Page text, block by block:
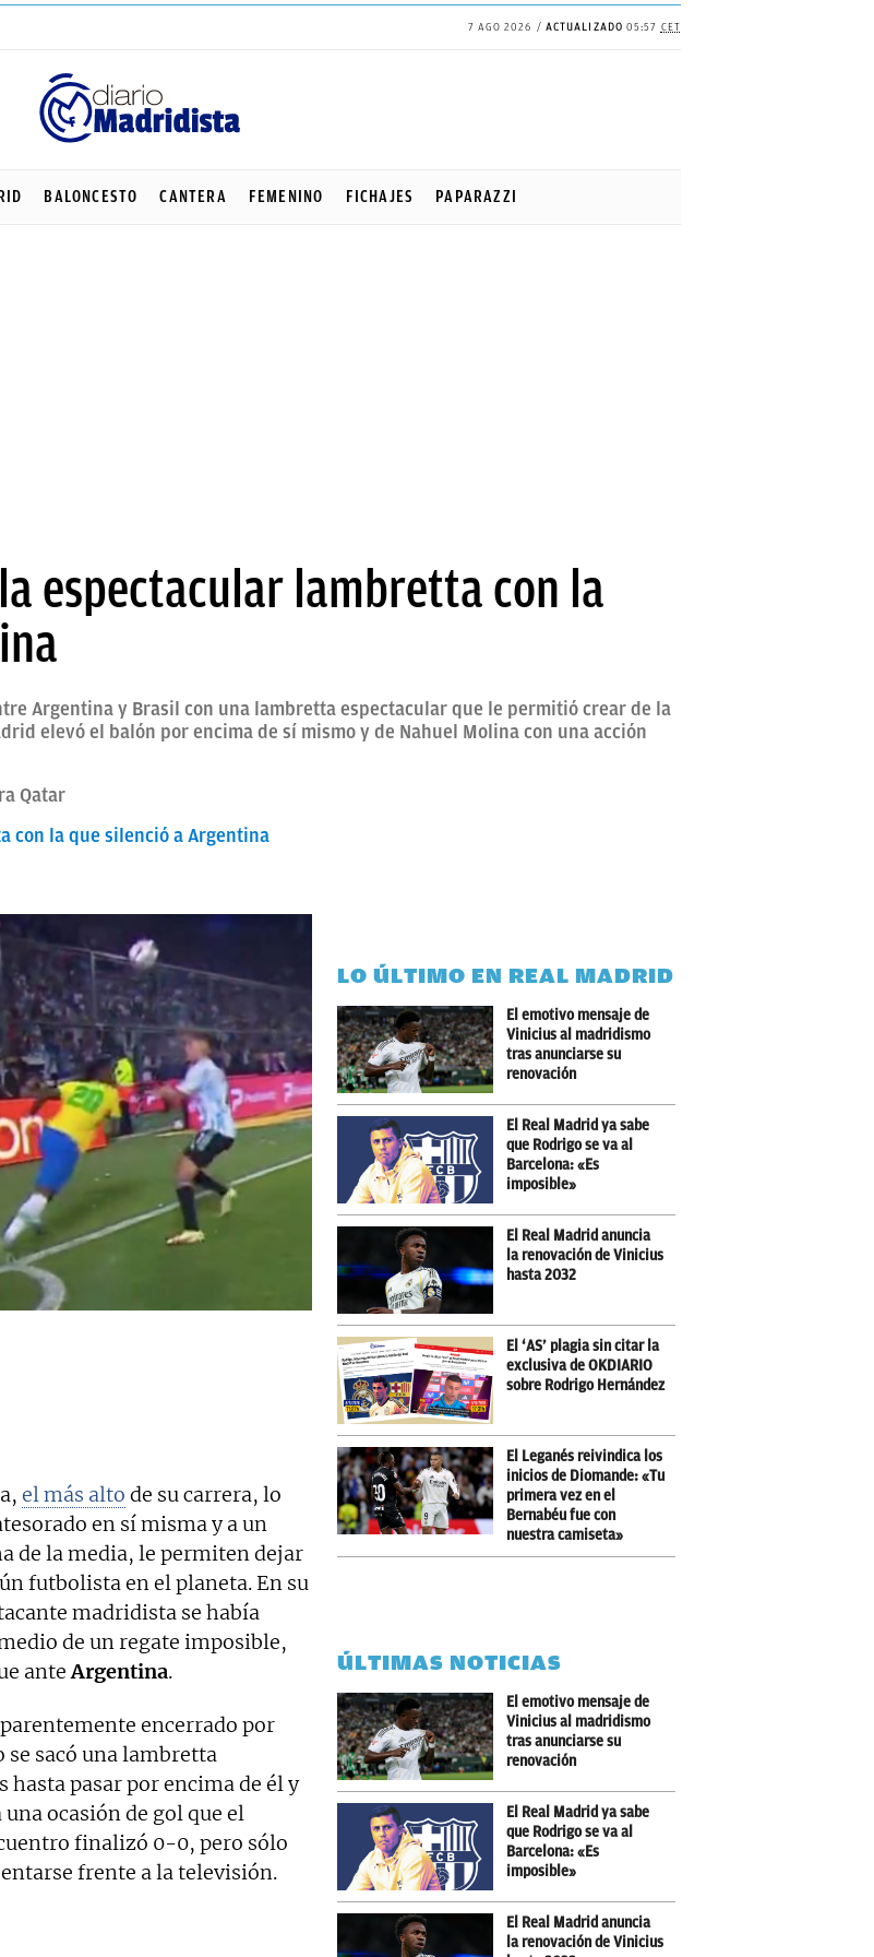
7 AGO 2026 ACTUALIZADO 05:57 CET
BALONCESTO CANTERA FEMENINO FICHAJES PAPARAZZI
espectacular lambretta con la
Argentina y Brasil con una lambretta espectacular que le permitió crear de la
elevó el balón por encima de sí mismo y de Nahuel Molina con una acción
Qatar
con la que silenció a Argentina
el más alto de su carrera, lo
en sí misma y a un
de la media, le permiten dejar
futbolista en el planeta. En su
madridista se había
de un regate imposible,
anteArgentina.
encerrado por
sacó una lambretta
hasta pasar por encima de él y
ocasión de gol que el
finalizó 0-0, pero sólo
frente a la televisión.
LO ÚLTIMO EN REAL MADRID
El emotivo mensaje de
Vinicius al madridismo
tras anunciarse su
renovación
El Real Madrid ya sabe
que Rodrigo se va al
Barcelona: «Es
imposible»
El Real Madrid anuncia
la renovación de Vinicius
hasta 2032
El ‘AS’ plagia sin citar la
exclusiva de OKDIARIO
sobre Rodrigo Hernández
El Leganés reivindica los
inicios de Diomande: «Tu
primera vez en el
Bernabéu fue con
nuestra camiseta»
ÚLTIMAS NOTICIAS
El emotivo mensaje de
Vinicius al madridismo
tras anunciarse su
renovación
El Real Madrid ya sabe
que Rodrigo se va al
Barcelona: «Es
imposible»
El Real Madrid anuncia
la renovación de Vinicius